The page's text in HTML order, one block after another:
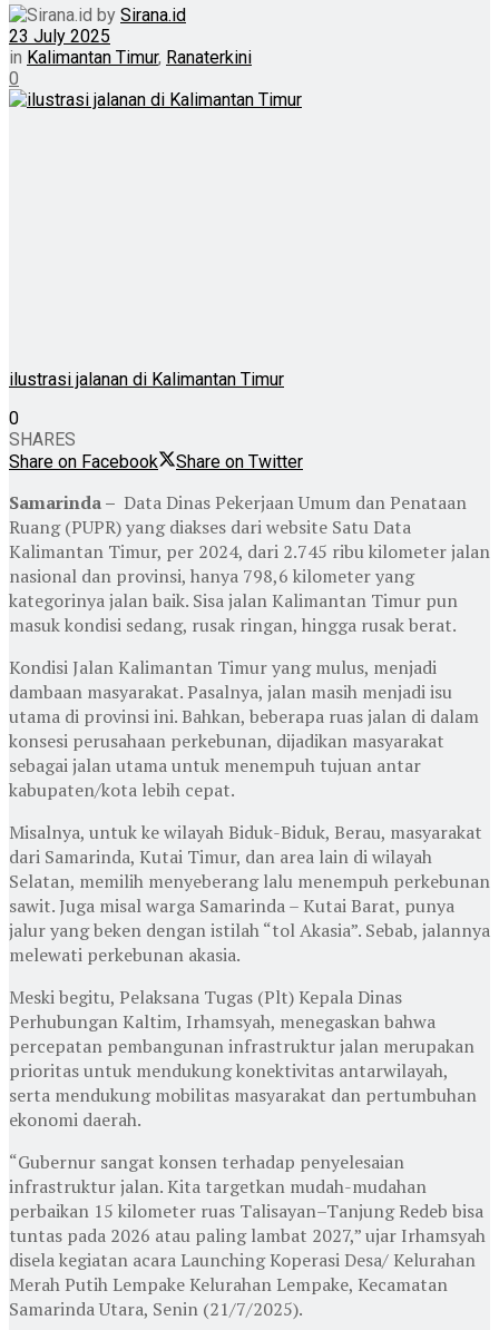
by Sirana.id
23 July 2025
in Kalimantan Timur, Ranaterkini
0
ilustrasi jalanan di Kalimantan Timur
0
SHARES
Share on Facebook
Share on Twitter
Samarinda – Data Dinas Pekerjaan Umum dan Penataan
Ruang (PUPR) yang diakses dari website Satu Data
Kalimantan Timur, per 2024, dari 2.745 ribu kilometer jalan
nasional dan provinsi, hanya 798,6 kilometer yang
kategorinya jalan baik. Sisa jalan Kalimantan Timur pun
masuk kondisi sedang, rusak ringan, hingga rusak berat.
Kondisi Jalan Kalimantan Timur yang mulus, menjadi
dambaan masyarakat. Pasalnya, jalan masih menjadi isu
utama di provinsi ini. Bahkan, beberapa ruas jalan di dalam
konsesi perusahaan perkebunan, dijadikan masyarakat
sebagai jalan utama untuk menempuh tujuan antar
kabupaten/kota lebih cepat.
Misalnya, untuk ke wilayah Biduk-Biduk, Berau, masyarakat
dari Samarinda, Kutai Timur, dan area lain di wilayah
Selatan, memilih menyeberang lalu menempuh perkebunan
sawit. Juga misal warga Samarinda – Kutai Barat, punya
jalur yang beken dengan istilah “tol Akasia”. Sebab, jalannya
melewati perkebunan akasia.
Meski begitu, Pelaksana Tugas (Plt) Kepala Dinas
Perhubungan Kaltim, Irhamsyah, menegaskan bahwa
percepatan pembangunan infrastruktur jalan merupakan
prioritas untuk mendukung konektivitas antarwilayah,
serta mendukung mobilitas masyarakat dan pertumbuhan
ekonomi daerah.
“Gubernur sangat konsen terhadap penyelesaian
infrastruktur jalan. Kita targetkan mudah-mudahan
perbaikan 15 kilometer ruas Talisayan–Tanjung Redeb bisa
tuntas pada 2026 atau paling lambat 2027,” ujar Irhamsyah
disela kegiatan acara Launching Koperasi Desa/ Kelurahan
Merah Putih Lempake Kelurahan Lempake, Kecamatan
Samarinda Utara, Senin (21/7/2025).